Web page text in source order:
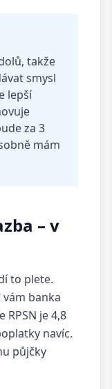
takže
smysl
lepší
za 3
mám
– v
to plete.
vám banka
RPSN je 4,8
navíc.
půjčky